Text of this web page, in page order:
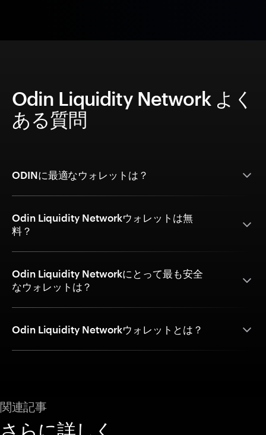
Odin Liquidity Network よく
ある質問
ODINに最適なウォレットは？
Odin Liquidity Networkウォレットは無
料？
Odin Liquidity Networkにとって最も安全
なウォレットは？
Odin Liquidity Networkウォレットとは？
関連記事
さらに詳しく